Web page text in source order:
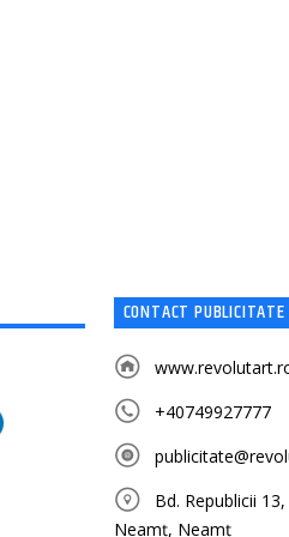
CONTACT PUBLICITATE
+40749927777
Bd. Republicii
Neamț, Neamț